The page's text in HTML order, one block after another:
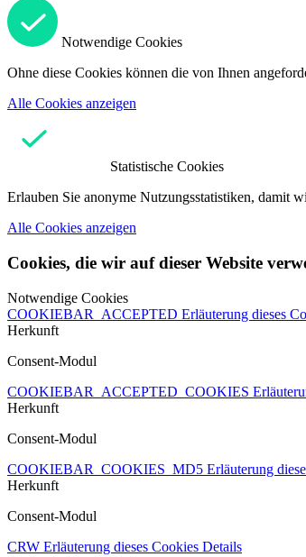
Notwendige Cookies
Ohne diese Cookies können die von Ihnen
Alle Cookies anzeigen
Statistische Cookies
Erlauben Sie anonyme Nutzungsstatistiken, damit
Alle Cookies anzeigen
Cookies, die wir auf dieser Website
Notwendige Cookies
COOKIEBAR_ACCEPTED Erläuterung dieses
Herkunft
Consent-Modul
COOKIEBAR_ACCEPTED_COOKIES
Herkunft
Consent-Modul
COOKIEBAR_COOKIES_MD5 Erläuterung
Herkunft
Consent-Modul
CRW Erläuterung dieses Cookies Details